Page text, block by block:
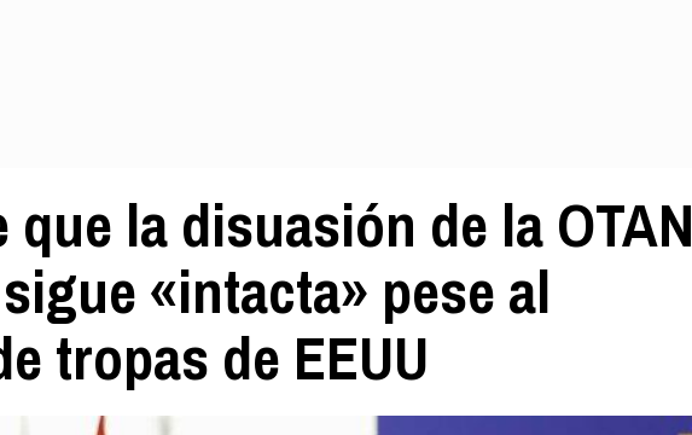
que la disuasión de la OTAN
«intacta» pese al
tropas de EEUU